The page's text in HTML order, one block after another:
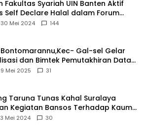
Fakultas Syariah UIN Banten Aktif
Self Declare Halal dalam Forum
MUI
Mei 2024 144
Bontomarannu,Kec- Gal-sel Gelar
dan Bimtek Pemutakhiran Data
Mei 2025 31
Taruna Tunas Kahal Suralaya
Kegiatan Bansos Terhadap Kaum
dan Anak Yatim-Piatu
Mei 2024 30